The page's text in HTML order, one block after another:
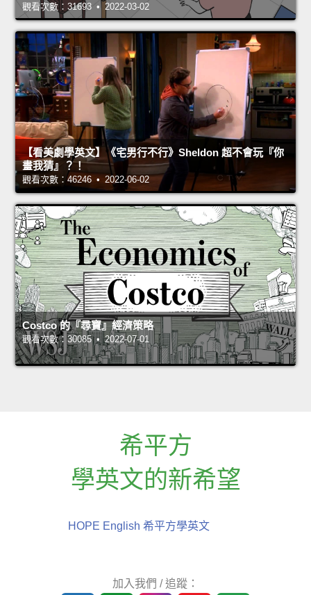
觀看次數：31693 • 2022-03-02
【看美劇學英文】《宅男行不行》Sheldon 超不會玩『你
畫我猜』？！
觀看次數：46246 • 2022-06-02
Costco 的『尋寶』經濟策略
觀看次數：30085 • 2022-07-01
希平方
學英文的新希望
HOPE English 希平方學英文
加入我們 / 追蹤：